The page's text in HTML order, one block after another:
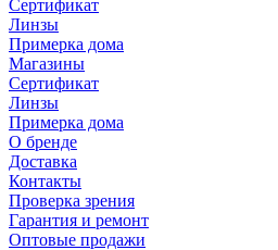
Сертификат
Линзы
Примерка дома
Магазины
Сертификат
Линзы
Примерка дома
О бренде
Доставка
Контакты
Проверка зрения
Гарантия и ремонт
Оптовые продажи